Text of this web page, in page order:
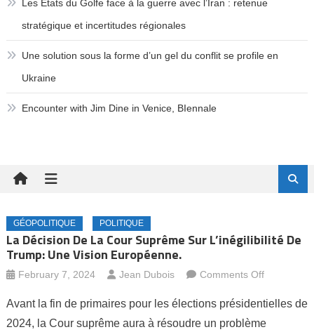
Les États du Golfe face à la guerre avec l’Iran : retenue
stratégique et incertitudes régionales
Une solution sous la forme d’un gel du conflit se profile en
Ukraine
Encounter with Jim Dine in Venice, BIennale
GÉOPOLITIQUE POLITIQUE
La Décision De La Cour Suprême Sur L’inégilibilité De
Trump: Une Vision Européenne.
February 7, 2024 Jean Dubois Comments Offon
décision
de
Avant la fin de primaires pour les élections présidentielles de
2024, la Cour suprême aura à résoudre un problème